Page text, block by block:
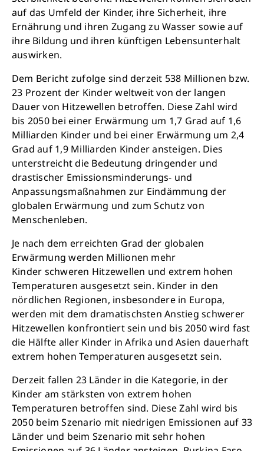
auf das Umfeld der Kinder, ihre Sicherheit, ihre
Ernährung und ihren Zugang zu Wasser sowie auf
ihre Bildung und ihren künftigen Lebensunterhalt
auswirken.
Dem Bericht zufolge sind derzeit 538 Millionen bzw.
23 Prozent der Kinder weltweit von der langen
Dauer von Hitzewellen betroffen. Diese Zahl wird
bis 2050 bei einer Erwärmung um 1,7 Grad auf 1,6
Milliarden Kinder und bei einer Erwärmung um 2,4
Grad auf 1,9 Milliarden Kinder ansteigen. Dies
unterstreicht die Bedeutung dringender und
drastischer Emissionsminderungs- und
Anpassungsmaßnahmen zur Eindämmung der
globalen Erwärmung und zum Schutz von
Menschenleben.
Je nach dem erreichten Grad der globalen
Erwärmung werden Millionen mehr
Kinder schweren Hitzewellen und extrem hohen
Temperaturen ausgesetzt sein. Kinder in den
nördlichen Regionen, insbesondere in Europa,
werden mit dem dramatischsten Anstieg schwerer
Hitzewellen konfrontiert sein und bis 2050 wird fast
die Hälfte aller Kinder in Afrika und Asien dauerhaft
extrem hohen Temperaturen ausgesetzt sein.
Derzeit fallen 23 Länder in die Kategorie, in der
Kinder am stärksten von extrem hohen
Temperaturen betroffen sind. Diese Zahl wird bis
2050 beim Szenario mit niedrigen Emissionen auf 33
Länder und beim Szenario mit sehr hohen
Retten Sie noch heute Leben
Schon 50 Cent am Tag können Großes
bewirken: z.B. monatlich 25.000 Liter
sauberes Trinkwasser zur Verfügung stellen.
Sauberes Trinkwasser bedeutet: weniger
Krankheit, mehr Kindheit, bessere Zukunft.
Jetzt Leben retten